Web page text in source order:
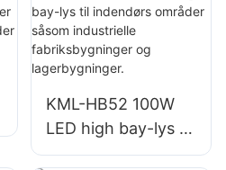
til indendørs
områder såsom
fitnesscentre og
KML-HB52 100W
LED high bay-lys til
indendørs områder